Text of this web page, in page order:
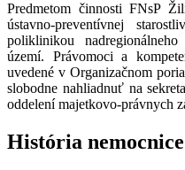
Predmetom činnosti FNsP
ústavno-preventívnej
poliklinikou
území. Právomoci a
uvedené v Organizačnom
slobodne nahliadnuť na
oddelení majetkovo-právnych
História nemocnice